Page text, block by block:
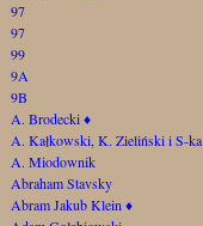
97
97
99
9A
9B
A. Brodecki♦
A. Kałkowski, K. Zieliński i S-ka
A. Miodownik
Abraham Stavsky
Abram Jakub Klein ♦